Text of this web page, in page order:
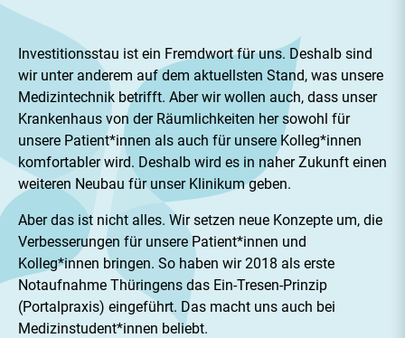
Investitionsstau ist ein Fremdwort für uns. Deshalb sind
wir unter anderem auf dem aktuellsten Stand, was unsere
Medizintechnik betrifft. Aber wir wollen auch, dass unser
Krankenhaus von der Räumlichkeiten her sowohl für
unsere Patient*innen als auch für unsere Kolleg*innen
komfortabler wird. Deshalb wird es in naher Zukunft einen
weiteren Neubau für unser Klinikum geben.
Aber das ist nicht alles. Wir setzen neue Konzepte um, die
Verbesserungen für unsere Patient*innen und
Kolleg*innen bringen. So haben wir 2018 als erste
Notaufnahme Thüringens das Ein-Tresen-Prinzip
(Portalpraxis) eingeführt. Das macht uns auch bei
Medizinstudent*innen beliebt.